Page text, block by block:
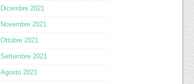
Dicembre 2021
Novembre 2021
Ottobre 2021
Settembre 2021
Agosto 2021